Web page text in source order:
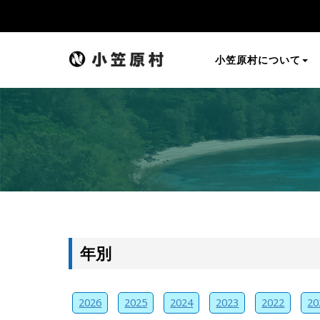
小笠原村について
年別
2026 2025 2024 2023 2022